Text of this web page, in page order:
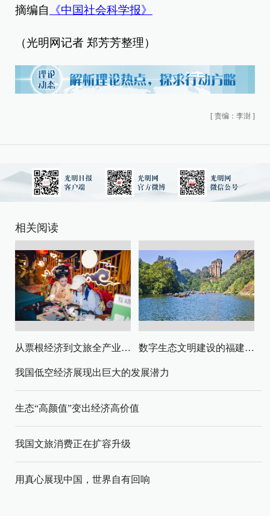
摘编自 《中国社会科学报》
（光明网记者 郑芳芳整理）
[ 责编：李澍 ]
相关阅读
从票根经济到文旅全产业链升级 数字生态文明建设的福建路径与启示
我国低空经济展现出巨大的发展潜力
生态“高颜值”变出经济高价值
我国文旅消费正在扩容升级
用真心展现中国，世界自有回响